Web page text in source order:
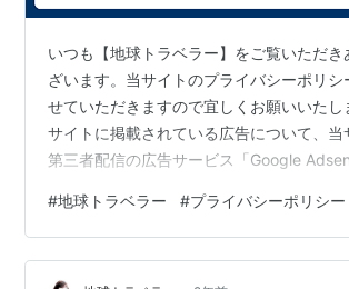
いつも【地球トラベラー】をご覧いただき
ざいます。当サイトのプライバシーポリシ
せていただきますので宜しくお願いいた
サイトに掲載されている広告について、当
第三者配信の広告サービス「Google
うな広告配信事業者は、ユーザーの興味に
サービスの広告を表示するため、当サイト
のアクセスに関する情報 『Cookie』(氏名
#地球トラベラー #プライバシーポリシー